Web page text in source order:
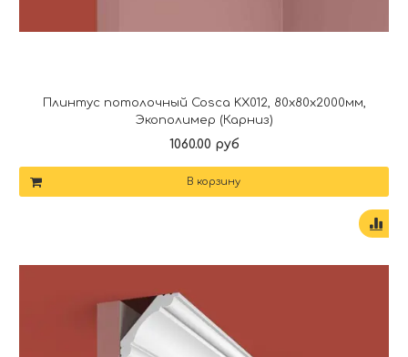
Плинтус потолочный Cosca KX012, 80x80x2000мм,
Экополимер (Карниз)
1060.00 руб
В корзину